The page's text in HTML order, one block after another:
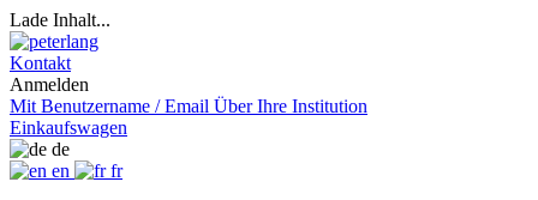
Lade Inhalt...
Kontakt
Anmelden
Mit Benutzername / Email Über Ihre Institution
Einkaufswagen
de
en
fr